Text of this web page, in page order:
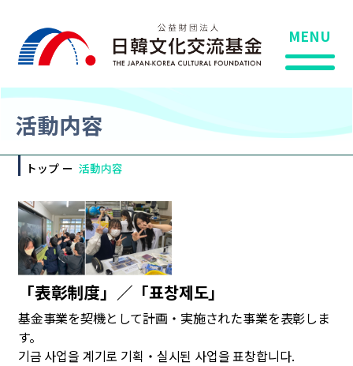
MENU
活動内容
トップ 活動内容
「表彰制度」／「표창제도」
基金事業を契機として計画・実施された事業を表彰しま
す。
기금 사업을 계기로 기획・실시된 사업을 표창합니다.